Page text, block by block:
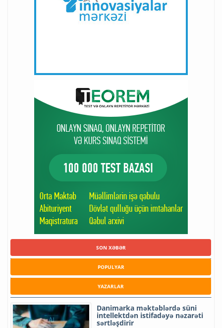
SON XƏBƏR
POPULYAR
YAZARLAR
Danimarka məktəblərdə süni
intellektdən istifadəyə nəzarəti
sərtləşdirir